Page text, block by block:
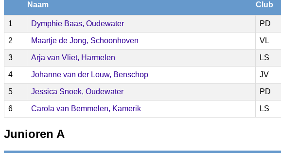
Naam Club
1 Dymphie Baas, Oudewater PD
2 Maartje de Jong, Schoonhoven VL
3 Arja van Vliet, Harmelen LS
4 Johanne van der Louw, Benschop JV
5 Jessica Snoek, Oudewater PD
6 Carola van Bemmelen, Kamerik LS
Junioren A